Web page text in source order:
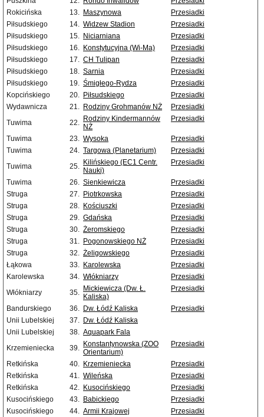
Rokicińska
13. Maszynowa
Przesiadki
Piłsudskiego
14. Widzew Stadion
Przesiadki
Piłsudskiego
15. Niciarniana
Przesiadki
Piłsudskiego
16. Konstytucyjna (Wi-Ma)
Przesiadki
Piłsudskiego
17. CH Tulipan
Przesiadki
Piłsudskiego
18. Sarnia
Przesiadki
Piłsudskiego
19. Śmigłego-Rydza
Przesiadki
Kopcińskiego
20. Piłsudskiego
Przesiadki
Wydawnicza
21. Rodziny Grohmanów NŻ
Przesiadki
Tuwima
22. Rodziny Kindermannów
NŻ
Przesiadki
Tuwima 23. Wysoka
Przesiadki
Tuwima
24. Targowa (Planetarium)
Przesiadki
Tuwima
25. Kilińskiego (EC1 Centr.
Nauki)
Przesiadki
Tuwima 26. Sienkiewicza
Przesiadki
Struga
27. Piotrkowska
Przesiadki
Struga
28. Kościuszki
Przesiadki
Struga
29. Gdańska
Przesiadki
Struga
30. Żeromskiego
Przesiadki
Struga
31. Pogonowskiego NŻ
Przesiadki
Struga
32. Żeligowskiego
Przesiadki
Łąkowa
33. Karolewska
Przesiadki
Karolewska
34. Włókniarzy
Przesiadki
Włókniarzy
35. Mickiewicza (Dw. Ł.
Kaliska)
Przesiadki
Bandurskiego 36. Dw. Łódź Kaliska
Przesiadki
Unii Lubelskiej
37. Dw. Łódź Kaliska
Unii Lubelskiej
38. Aquapark Fala
Krzemieniecka
39. Konstantynowska (ZOO
Orientarium)
Przesiadki
Retkińska 40. Krzemieniecka
Przesiadki
Retkińska
41. Wileńska
Przesiadki
Retkińska
42. Kusocińskiego
Przesiadki
Kusocińskiego
43. Babickiego
Przesiadki
Kusocińskiego
44. Armii Krajowej Przesiadki